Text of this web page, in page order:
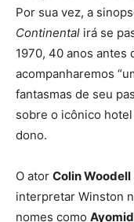
Por sua vez, a
Continental irá se
1970, 40 anos antes
acompanharemos
fantasmas de seu
sobre o icônico
dono.
O ator Colin Woodell
interpretar Winston
nomes como